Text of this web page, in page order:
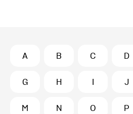
A B C D
G H I J
M N O P